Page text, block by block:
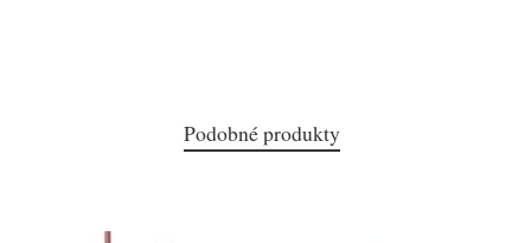
Podobné produkty